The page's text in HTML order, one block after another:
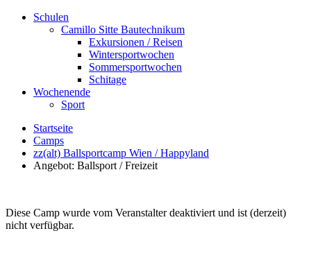
Schulen
Camillo Sitte Bautechnikum
Exkursionen / Reisen
Wintersportwochen
Sommersportwochen
Schitage
Wochenende
Sport
Startseite
Camps
zz(alt) Ballsportcamp Wien / Happyland
Angebot: Ballsport / Freizeit
Diese Camp wurde vom Veranstalter deaktiviert und ist (derzeit)
nicht verfügbar.